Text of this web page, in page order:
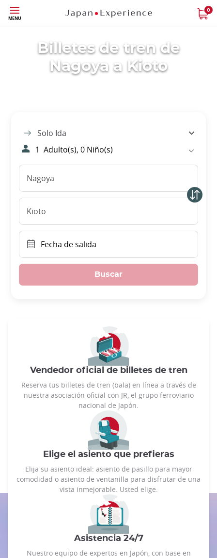
Tamaño
MENU
0
Billetes de tren de
Nagoya a Kioto
Solo Ida
1 Adulto(s), 0 Niño(s)
Nagoya
Kioto
Fecha de salida
Buscar
Vendedor oficial de billetes de tren
Reserva tus billetes de tren (bala) en línea a través de
nuestra asociación oficial con JR, el grupo ferroviario
nacional de Japón.
Elige el asiento que prefieras
Elija su asiento ideal: asiento de pasillo para mayor
comodidad o asiento de ventanilla para disfrutar de una
vista inmejorable. Usted elige.
Asistencia 24/7
Nuestro equipo de expertos en Japón, con base en